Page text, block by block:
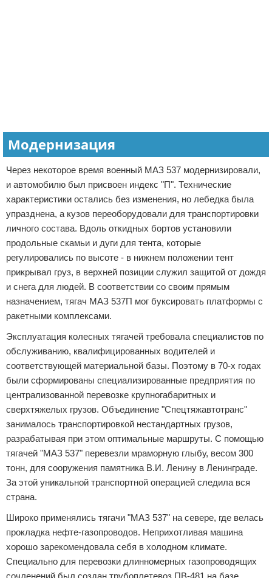
Модернизация
Через некоторое время военный МАЗ 537 модернизировали,
и автомобилю был присвоен индекс "П". Технические
характеристики остались без изменения, но лебедка была
упразднена, а кузов переоборудовали для транспортировки
личного состава. Вдоль откидных бортов установили
продольные скамьи и дуги для тента, которые
регулировались по высоте - в нижнем положении тент
прикрывал груз, в верхней позиции служил защитой от дождя
и снега для людей. В соответствии со своим прямым
назначением, тягач МАЗ 537П мог буксировать платформы с
ракетными комплексами.
Эксплуатация колесных тягачей требовала специалистов по
обслуживанию, квалифицированных водителей и
соответствующей материальной базы. Поэтому в 70-х годах
были сформированы специализированные предприятия по
централизованной перевозке крупногабаритных и
сверхтяжелых грузов. Объединение "Спецтяжавтотранс"
занималось транспортировкой нестандартных грузов,
разрабатывая при этом оптимальные маршруты. С помощью
тягачей "МАЗ 537" перевезли мраморную глыбу, весом 300
тонн, для сооружения памятника В.И. Ленину в Ленинграде.
За этой уникальной транспортной операцией следила вся
страна.
Широко применялись тягачи "МАЗ 537" на севере, где велась
прокладка нефте-газопроводов. Неприхотливая машина
хорошо зарекомендовала себя в холодном климате.
Специально для перевозки длинномерных газопроводящих
сочленений был создан трубоплетевоз ПВ-481 на базе